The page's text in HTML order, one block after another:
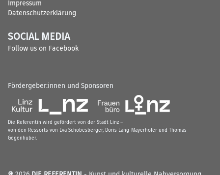
Impressum
Datenschutzerklärung
SOCIAL MEDIA
Follow us on Facebook
Fördergeber:innen und Sponsoren
Die Referentin wird gefördert von der Stadt Linz –
von den Ressorts von Eva Schobesberger, Doris Lang-Mayerhofer und Thomas
Gegenhuber.